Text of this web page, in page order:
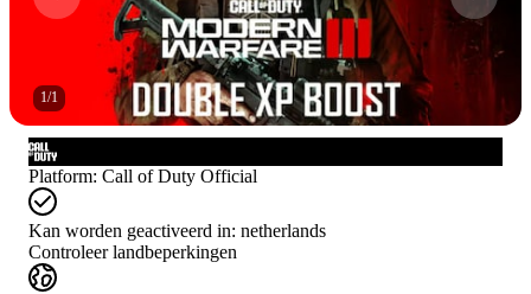
1/1
Platform: Call of Duty Official
Kan worden geactiveerd in: netherlands
Controleer landbeperkingen